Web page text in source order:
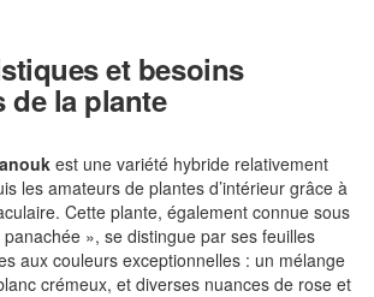
et besoins
de la plante
est une variété hybride relativement
les amateurs de plantes d’intérieur grâce à
Cette plante, également connue sous
», se distingue par ses feuilles
aux couleurs exceptionnelles : un mélange
crémeux, et diverses nuances de rose et